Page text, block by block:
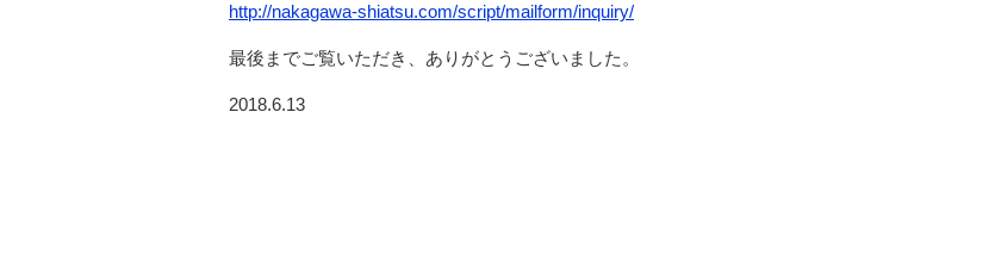
http://nakagawa-shiatsu.com/script/mailform/inquiry/
最後までご覧いただき、ありがとうございました。
2018.6.13